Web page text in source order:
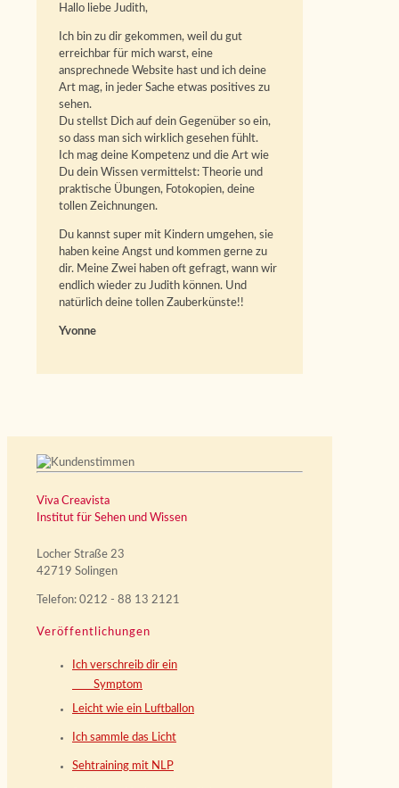
Hallo liebe Judith,
Ich bin zu dir gekommen, weil du gut
erreichbar für mich warst, eine
ansprechnede Website hast und ich deine
Art mag, in jeder Sache etwas positives zu
sehen.
Du stellst Dich auf dein Gegenüber so ein,
so dass man sich wirklich gesehen fühlt.
Ich mag deine Kompetenz und die Art wie
Du dein Wissen vermittelst: Theorie und
praktische Übungen, Fotokopien, deine
tollen Zeichnungen.
Du kannst super mit Kindern umgehen, sie
haben keine Angst und kommen gerne zu
dir. Meine Zwei haben oft gefragt, wann wir
endlich wieder zu Judith können. Und
natürlich deine tollen Zauberkünste!!
Yvonne
Viva Creavista
Institut für Sehen und Wissen
Locher Straße 23
42719 Solingen
Telefon: 0212 - 88 13 2121
Veröffentlichungen
Ich verschreib dir ein
Symptom
Leicht wie ein Luftballon
Ich sammle das Licht
Sehtraining mit NLP